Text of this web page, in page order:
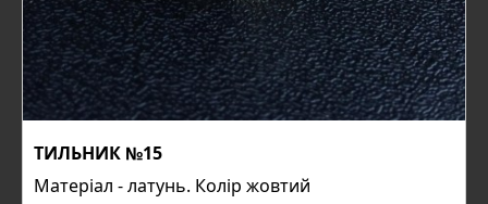
ТИЛЬНИК №15
Матеріал - латунь. Колір жовтий